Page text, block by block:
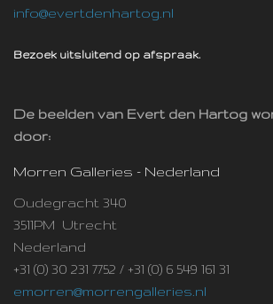
info@evertdenhartog.nl
Bezoek uitsluitend op afspraak.
De beelden van Evert den Hartog
door:
Morren Galleries - Nederland
Oudegracht 340
3511PM Utrecht
Nederland
+31 (0) 30 231 7752 / +31 (0) 6 549 161 31
emorren@morrengalleries.nl